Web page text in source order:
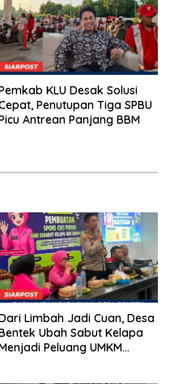
KLU Desak Solusi
Penutupan Tiga SPBU
Antrean Panjang BBM
Limbah Jadi Cuan, Desa
Ubah Sabut Kelapa
Peluang UMKM